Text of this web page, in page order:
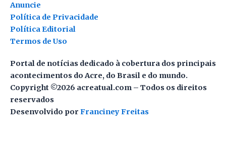
Anuncie
Política de Privacidade
Política Editorial
Termos de Uso
Portal de notícias dedicado à cobertura dos principais
acontecimentos do Acre, do Brasil e do mundo.
Copyright ©2026 acreatual.com – Todos os direitos
reservados
Desenvolvido por Franciney Freitas